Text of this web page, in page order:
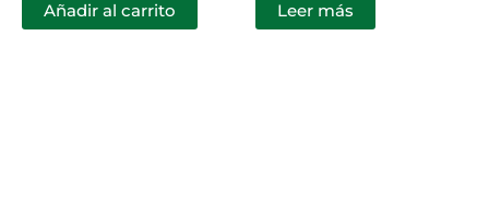
Añadir al carrito Leer más